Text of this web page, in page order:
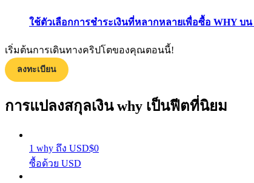
แนะนำ
คู่มือเริ่มต้นฟิวเจอร์ส
ใช้ตัวเลือกการชำระเงินที่หลากหลายเพื่อซื้อ WHY บน
เริ่มต้นการเดินทางคริปโตของคุณตอนนี้!
ลงทะเบียน
การแปลงสกุลเงิน why เป็นฟีตที่นิยม
1 why ถึง USD$0
ซื้อด้วย USD